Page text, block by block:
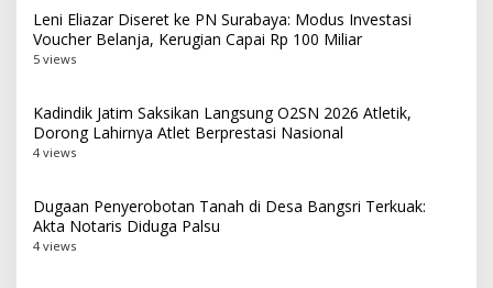
Leni Eliazar Diseret ke PN Surabaya: Modus Investasi
Voucher Belanja, Kerugian Capai Rp 100 Miliar
5 views
Kadindik Jatim Saksikan Langsung O2SN 2026 Atletik,
Dorong Lahirnya Atlet Berprestasi Nasional
4 views
Dugaan Penyerobotan Tanah di Desa Bangsri Terkuak:
Akta Notaris Diduga Palsu
4 views